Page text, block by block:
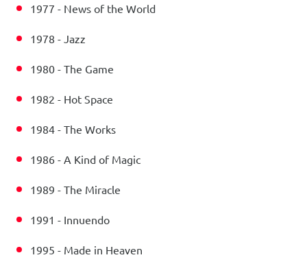
1977 - News of the World
1978 - Jazz
1980 - The Game
1982 - Hot Space
1984 - The Works
1986 - A Kind of Magic
1989 - The Miracle
1991 - Innuendo
1995 - Made in Heaven